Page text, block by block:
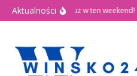
Przejdź do treści
Aktualności
🎉 Dni Wińska 2026 już w ten weekend!